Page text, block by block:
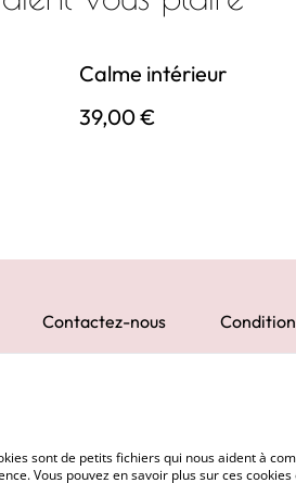
Calme intérieur
39,00 €
Contactez-nous
sont de petits fichiers qui nous aident à
Vous pouvez en savoir plus sur ces